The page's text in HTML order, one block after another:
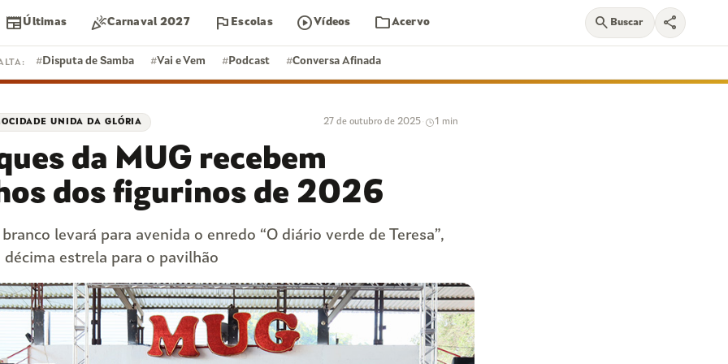
DISPUTA DE SAMBA
FEIJOADA
newspaper Últimas celebrationCarnaval 2027 flag Escolas play_circle Vídeos folderAcervo search Buscar share
# Disputa de Samba #Vai e Vem # Podcast #Conversa Afinada
UNIDA DA GLÓRIA 27 de outubro de 2025· 1 min
da MUG recebem
dos figurinos de 2026
levará para avenida o enredo “O diário verde de Teresa”,
décima estrela para o pavilhão